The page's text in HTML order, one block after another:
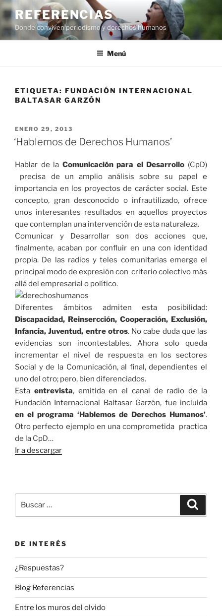
al
contenido
REFERENCIAS
Donde conviven periodismo y derechos humanos
Menú
ETIQUETA: FUNDACIÓN INTERNACIONAL
BALTASAR GARZÓN
PUBLICADO
EL
ENERO 29, 2013
‘Hablemos de Derechos Humanos’
Hablar de la Comunicación para el Desarrollo (CpD)
precisa de un amplio análisis sobre su papel e
importancia en los proyectos de carácter social. Este
concepto, gran desconocido o infrautilizado, ofrece
unos interesantes resultados en aquellos proyectos
que contemplan una intervención de esta naturaleza.
Comunicar y Desarrollar son dos acciones que,
finalmente, acaban por confluir en una con identidad
propia. De las radios y teles comunitarias emerge el
principal modo de expresión con criterio colectivo más
allá del empresarial o político.
Diferentes ámbitos admiten esta posibilidad:
Discapacidad, Reinsercción, Cooperación, Exclusión,
Infancia, Juventud, entre otros. No cabe duda que las
evidencias son incontestables. Ahora solo queda
incrementar el nivel de respuesta en los sectores
Social y de la Comunicación, al final, dependientes el
uno del otro; pero, bien diferenciados.
Esta entrevista, emitida en el canal de radio de la
Fundación Internacional Baltasar Garzón, fue incluida
en el programa ‘Hablemos de Derechos Humanos’.
Otro perfecto ejemplo en una comprometida practica
de la CpD…
Ir a descargar
por:
DE INTERÉS
¿Respuestas?
Blog Referencias
Entre los muros del olvido